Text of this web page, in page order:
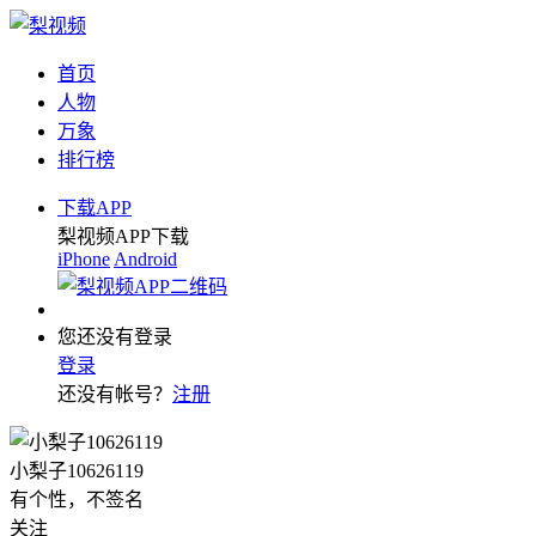
首页
人物
万象
排行榜
下载APP
梨视频APP下载
iPhone Android
您还没有登录
登录
还没有帐号？ 注册
小梨子10626119
有个性，不签名
关注